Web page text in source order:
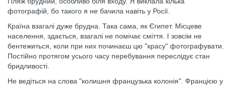
фотографій, бо такого я не бачила навіть у Росії.
Країна взагалі дуже брудна. Така сама, як Єгипет. Місцеве
населення, здається, взагалі не помічає сміття. І зовсім не
бентежиться, коли при них починаєш цю "красу" фотографувати.
Постійно протягом усього часу перебування переслідує стан
бридливості.
Не ведіться на слова "колишня французька колонія". Францією у